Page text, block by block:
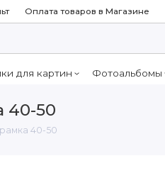
Оплата товаров в Магазине
для картин Фотоальбомы
40-50
40-50